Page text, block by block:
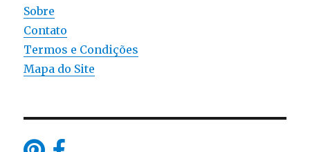
Sobre
Contato
Termos e Condições
Mapa do Site